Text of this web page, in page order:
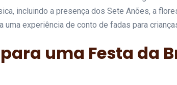
incluindo a presença dos Sete Anões, a
uma experiência de conto de fadas para
uma Festa da